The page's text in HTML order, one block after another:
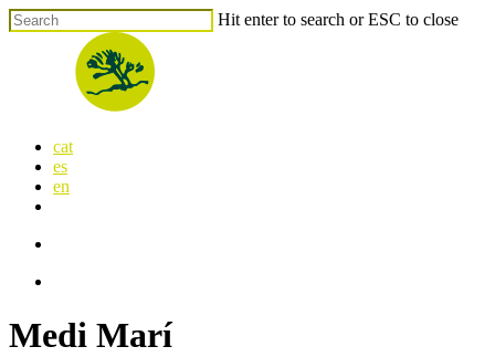
Skip
to
Hit enter to search or ESC to close
search
Menu
cat
es
en
Medi Marí